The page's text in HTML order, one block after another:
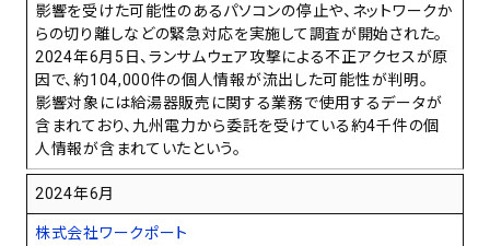
影響を受けた可能性のあるパソコンの停止や、ネットワークか
らの切り離しなどの緊急対応を実施して調査が開始された。
2024年6月5日、ランサムウェア攻撃による不正アクセスが原
因で、約104,000件の個人情報が流出した可能性が判明。
影響対象には給湯器販売に関する業務で使用するデータが
含まれており、九州電力から委託を受けている約4千件の個
人情報が含まれていたという。
2024年6月
株式会社ワークポート